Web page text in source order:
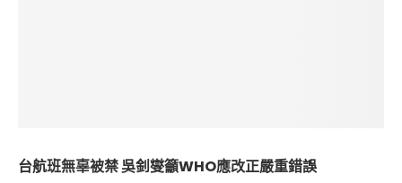
台航班無辜被禁 吳釗燮籲WHO應改正嚴重錯誤